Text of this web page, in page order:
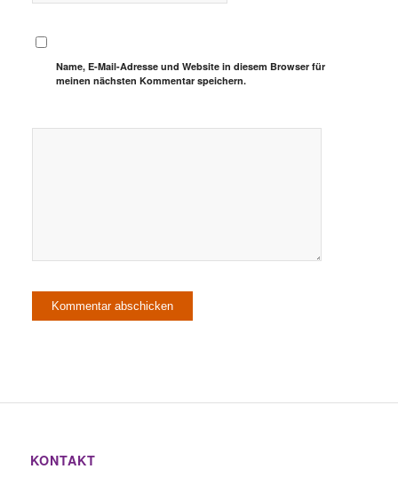
Name, E-Mail-Adresse und Website in diesem Browser für
meinen nächsten Kommentar speichern.
KONTAKT